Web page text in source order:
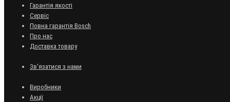
Гарантія якості
Сервіс
Повна гарантія Bosch
Про нас
Доставка товару
Зв'язатися з нами
Виробники
Акції